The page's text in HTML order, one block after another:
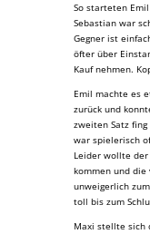
So starteten
Sebastian war
Gegner ist
öfter über
Kauf nehmen.
Emil machte es
zurück und
zweiten Satz
war spielerisch
Leider wollte
kommen und
unweigerlich
toll bis zum
Maxi stellte sich